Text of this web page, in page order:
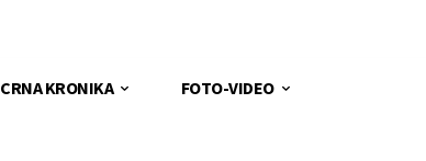
CRNA KRONIKA FOTO-VIDEO